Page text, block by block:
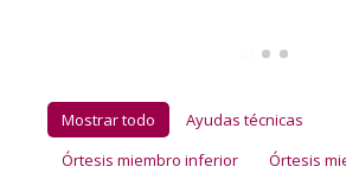
Mostrar todo
Ayudas técnicas
Órtesis miembro inferior
Órtesis